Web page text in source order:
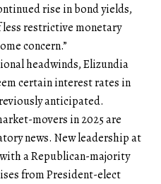
rise in bond yields,
less restrictive monetary
concern.”
headwinds, Elizundia
certain interest rates in
anticipated.
movers in 2025 are
news. New leadership at
a Republican-majority
from President-elect